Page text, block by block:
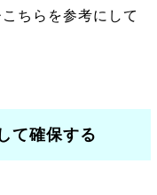
ちらを参考にして
て確保する